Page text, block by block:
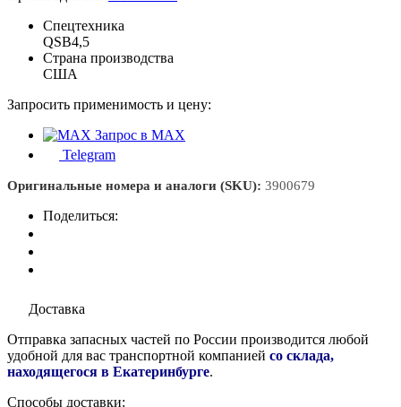
Спецтехника
QSB4,5
Страна производства
США
Запросить применимость и цену:
Запрос в MAX
Telegram
Оригинальные номера и аналоги (SKU): 3900679
Поделиться:
Доставка
Отправка запасных частей по России производится любой
удобной для вас транспортной компанией со склада,
находящегося в Екатеринбурге.
Способы доставки: